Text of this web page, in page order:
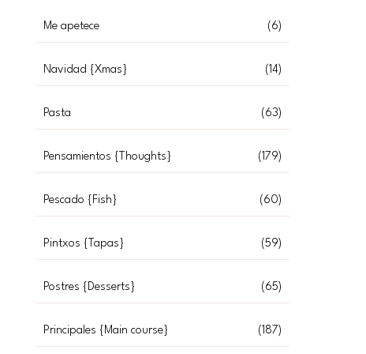
Me apetece (6)
Navidad {Xmas} (14)
Pasta (63)
Pensamientos {Thoughts} (179)
Pescado {Fish} (60)
Pintxos {Tapas} (59)
Postres {Desserts} (65)
Principales {Main course} (187)